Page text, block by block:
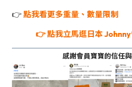
👉 點我看更多重量、數量限制
👉點我立馬逛日本
感謝會員寶寶的信任